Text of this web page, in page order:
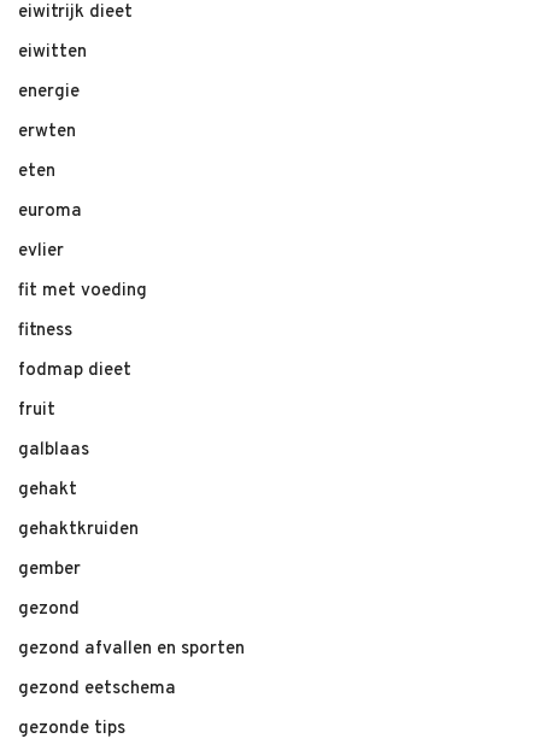
eiwitrijk dieet
eiwitten
energie
erwten
eten
euroma
evlier
fit met voeding
fitness
fodmap dieet
fruit
galblaas
gehakt
gehaktkruiden
gember
gezond
gezond afvallen en sporten
gezond eetschema
gezonde tips